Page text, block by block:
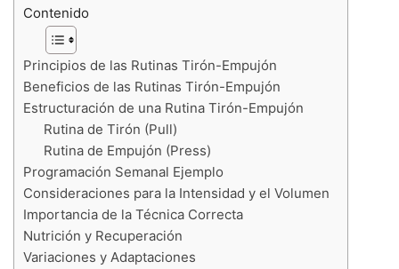
Contenido
Principios de las Rutinas Tirón-Empujón
Beneficios de las Rutinas Tirón-Empujón
Estructuración de una Rutina Tirón-Empujón
Rutina de Tirón (Pull)
Rutina de Empujón (Press)
Programación Semanal Ejemplo
Consideraciones para la Intensidad y el Volumen
Importancia de la Técnica Correcta
Nutrición y Recuperación
Variaciones y Adaptaciones